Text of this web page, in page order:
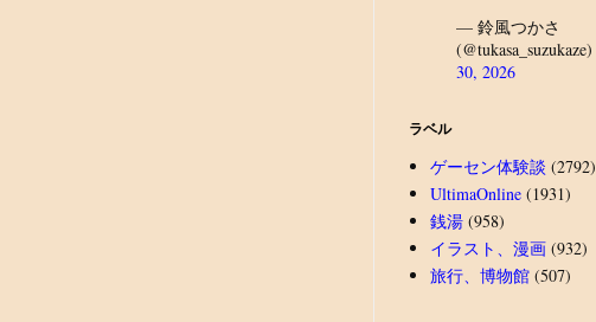
— 鈴風つかさ
(@tukasa_suzukaze)
30, 2026
ラベル
ゲーセン体験談 (2792)
UltimaOnline (1931)
銭湯 (958)
イラスト、漫画 (932)
旅行、博物館 (507)